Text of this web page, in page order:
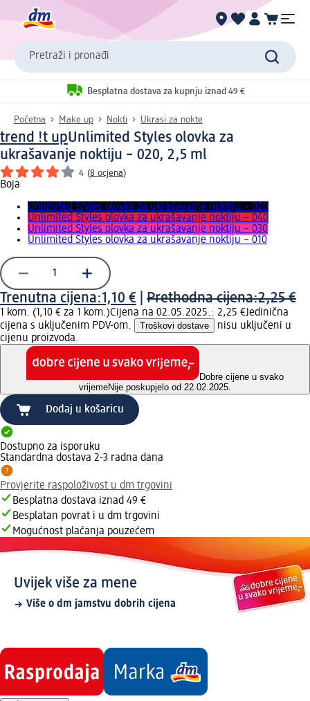
Pretraži i pronađi
Besplatna dostava za kupnju iznad 49 €
Početna Make up Nokti Ukrasi za nokte
trend !t upUnlimited Styles olovka za
ukrašavanje noktiju – 020, 2,5 ml
4 (8 ocjena)
Boja
Unlimited Styles olovka za ukrašavanje noktiju – 020
Unlimited Styles olovka za ukrašavanje noktiju – 040
Unlimited Styles olovka za ukrašavanje noktiju – 030
Unlimited Styles olovka za ukrašavanje noktiju – 010
Trenutna cijena:1,10 € Prethodna cijena:2,25 €
1 kom. (1,10 € za 1 kom.)Cijena na 02.05.2025.: 2,25 €Jedinična
cijena s uključenim PDV-om.
Troškovi dostave
nisu uključeni u
cijenu proizvoda.
Dobre cijene u svako
vrijemeNije poskupjelo od 22.02.2025.
Dodaj u košaricu
Dostupno za isporuku
Standardna dostava 2-3 radna dana
Provjerite raspoloživost u dm trgovini
Besplatna dostava iznad 49 €
Besplatan povrat i u dm trgovini
Mogućnost plaćanja pouzećem
Uvijek više za mene
Više o dm jamstvu dobrih cijena